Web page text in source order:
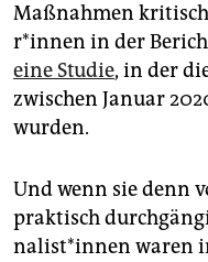
Maßnahmen
r*in­nen in der
eine Studie, in der
zwischen Januar
wurden.
Und wenn sie denn
praktisch
na­lis­t*in­nen waren